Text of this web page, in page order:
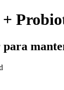
para